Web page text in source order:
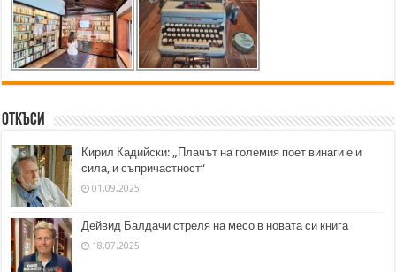
Откъси
Кирил Кадийски: „Плачът на големия поет винаги е и
сила, и съпричастност“
01.09.2025
Дейвид Балдачи стреля на месо в новата си книга
18.07.2025